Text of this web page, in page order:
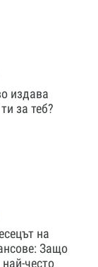
издава
за теб?
на
Защо
често